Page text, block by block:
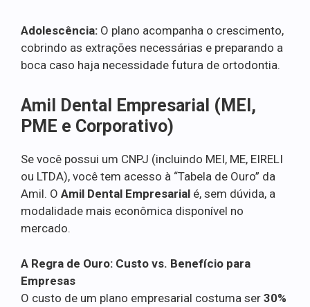
Adolescência: O plano acompanha o crescimento,
cobrindo as extrações necessárias e preparando a
boca caso haja necessidade futura de ortodontia.
Amil Dental Empresarial (MEI,
PME e Corporativo)
Se você possui um CNPJ (incluindo MEI, ME, EIRELI
ou LTDA), você tem acesso à “Tabela de Ouro” da
Amil. O Amil Dental Empresarial é, sem dúvida, a
modalidade mais econômica disponível no
mercado.
A Regra de Ouro: Custo vs. Benefício para
Empresas
O custo de um plano empresarial costuma ser 30%